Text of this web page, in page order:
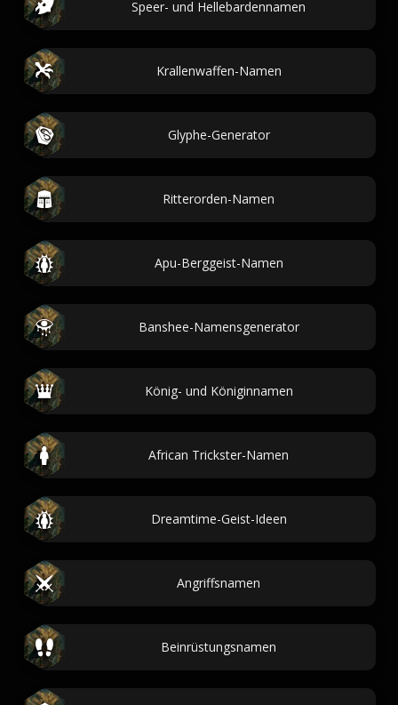
Speer- und Hellebardennamen
Krallenwaffen-Namen
Glyphe-Generator
Ritterorden-Namen
Apu-Berggeist-Namen
Banshee-Namensgenerator
König- und Königinnamen
African Trickster-Namen
Dreamtime-Geist-Ideen
Angriffsnamen
Beinrüstungsnamen